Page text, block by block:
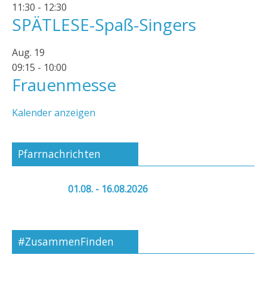
11:30 - 12:30
SPÄTLESE-Spaß-Singers
Aug. 19
09:15 - 10:00
Frauenmesse
Kalender anzeigen
Pfarrnachrichten
01.08. - 16.08.2026
#ZusammenFinden